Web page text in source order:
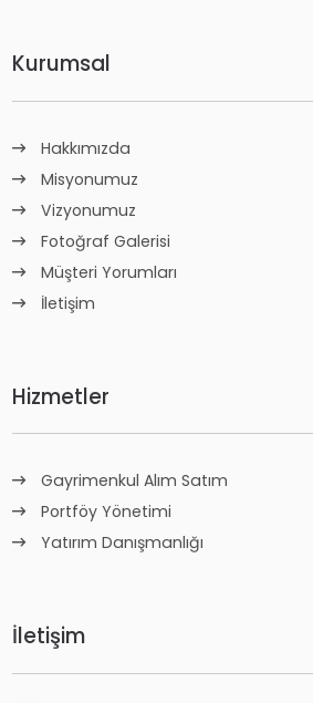
Kurumsal
Hakkımızda
Misyonumuz
Vizyonumuz
Fotoğraf Galerisi
Müşteri Yorumları
İletişim
Hizmetler
Gayrimenkul Alım Satım
Portföy Yönetimi
Yatırım Danışmanlığı
İletişim